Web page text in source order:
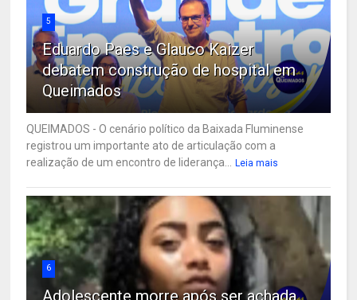
5
Eduardo Paes e Glauco Kaizer
debatem construção de hospital em
Queimados
QUEIMADOS - O cenário político da Baixada Fluminense
registrou um importante ato de articulação com a
realização de um encontro de liderança...
Leia mais
6
Adolescente morre após ser achada